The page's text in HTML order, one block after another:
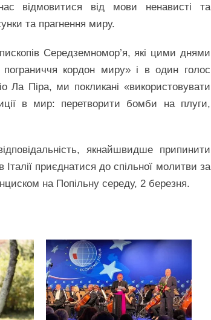
відмовитися від мови ненависті та
та прагнення миру.
Середземномор’я, які цими днями
кордон миру» і в один голос
Піра, ми покликані «використовувати
в мир: перетворити бомби на плуги,
якнайшвидше припинити
приєднатися до спільної молитви за
на Попільну середу, 2 березня.